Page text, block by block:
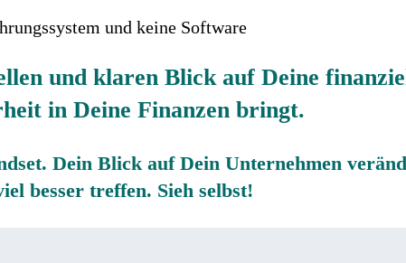
und keine Software
und klaren Blick auf Deine
in Deine Finanzen bringt.
Dein Blick auf Dein Unternehmen
besser treffen. Sieh selbst!